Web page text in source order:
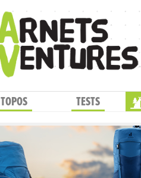
TOPOS TESTS